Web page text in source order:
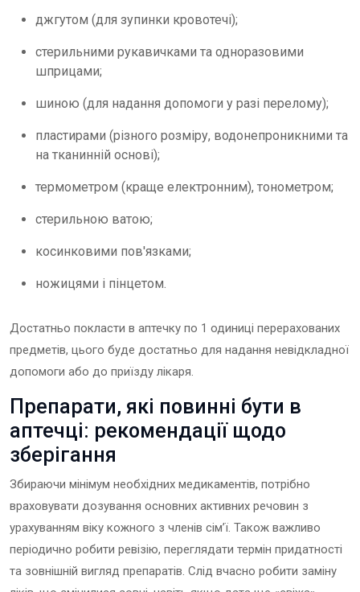
джгутом (для зупинки кровотечі);
стерильними рукавичками та одноразовими
шприцами;
шиною (для надання допомоги у разі перелому);
пластирами (різного розміру, водонепроникними та
на тканинній основі);
термометром (краще електронним), тонометром;
стерильною ватою;
косинковими пов'язками;
ножицями і пінцетом.
Достатньо покласти в аптечку по 1 одиниці перерахованих
предметів, цього буде достатньо для надання невідкладної
допомоги або до приїзду лікаря.
Препарати, які повинні бути в
аптечці: рекомендації щодо
зберігання
Збираючи мінімум необхідних медикаментів, потрібно
враховувати дозування основних активних речовин з
урахуванням віку кожного з членів сім’ї. Також важливо
періодично робити ревізію, переглядати термін придатності
та зовнішній вигляд препаратів. Слід вчасно робити заміну